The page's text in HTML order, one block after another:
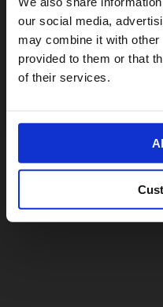
our social media,
may combine it with other
provided to them or that
of their services.
For a better